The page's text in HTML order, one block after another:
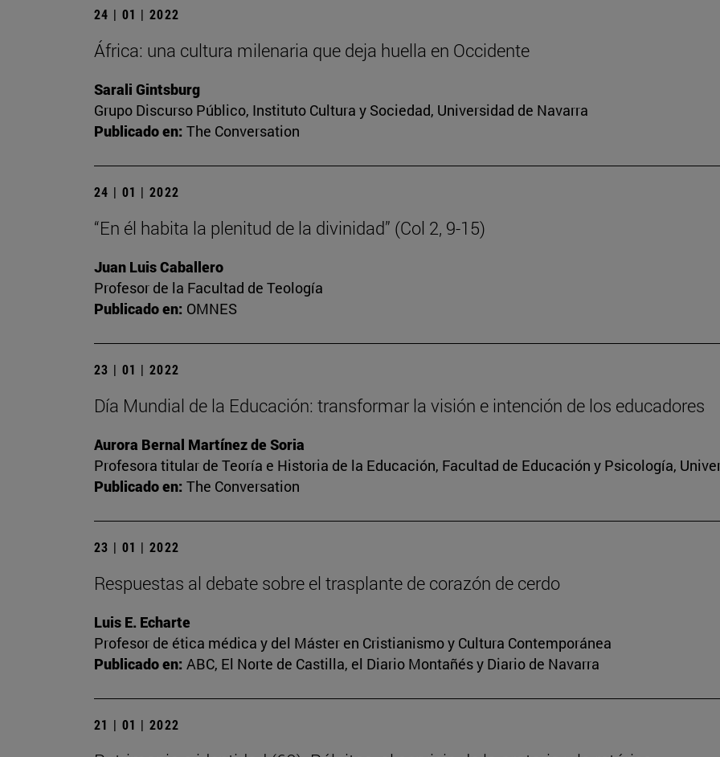
24 | 01 | 2022
África: una cultura milenaria que deja huella en Occidente
Sarali Gintsburg
Grupo Discurso Público, Instituto Cultura y Sociedad, Universidad de Navarra
Publicado en: The Conversation
24 | 01 | 2022
“En él habita la plenitud de la divinidad” (Col 2, 9-15)
Juan Luis Caballero
Profesor de la Facultad de Teología
Publicado en: OMNES
23 | 01 | 2022
Día Mundial de la Educación: transformar la visión e intención de los educadores
Aurora Bernal Martínez de Soria
Profesora titular de Teoría e Historia de la Educación, Facultad de Educación y Psicología,
Publicado en: The Conversation
23 | 01 | 2022
Respuestas al debate sobre el trasplante de corazón de cerdo
Luis E. Echarte
Profesor de ética médica y del Máster en Cristianismo y Cultura Contemporánea
Publicado en: ABC, El Norte de Castilla, el Diario Montañés y Diario de Navarra
21 | 01 | 2022